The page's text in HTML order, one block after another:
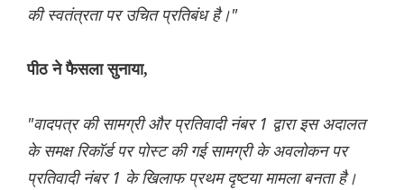
की स्वतंत्रता पर उचित प्रतिबंध है।"
पीठ ने फैसला सुनाया,
"वादपत्र की सामग्री और प्रतिवादी नंबर 1 द्वारा इस अदालत
के समक्ष रिकॉर्ड पर पोस्ट की गई सामग्री के अवलोकन पर
प्रतिवादी नंबर 1 के खिलाफ प्रथम दृष्टया मामला बनता है।